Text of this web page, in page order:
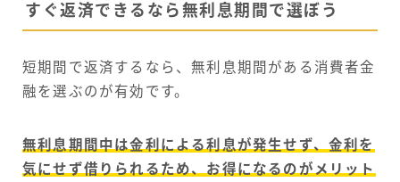
すぐ返済できるなら無利息期間で選ぼう
短期間で返済するなら、無利息期間がある消費者金
融を選ぶのが有効です。
無利息期間中は金利による利息が発生せず、金利を
気にせず借りられるため、お得になるのがメリット